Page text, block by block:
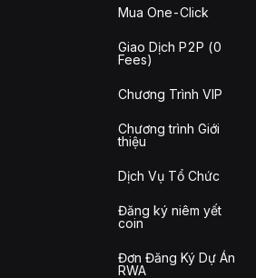
Mua One-Click
Giao Dịch P2P (0
Fees)
Chương Trình VIP
Chương trình Giới
thiệu
Dịch Vụ Tổ Chức
Đăng ký niêm yết
coin
Đơn Đăng Ký Dự Án
RWA